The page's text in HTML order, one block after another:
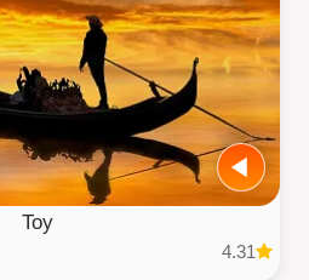
Toy
4.31